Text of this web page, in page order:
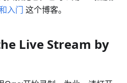
入门 这个博客。
Live Stream by